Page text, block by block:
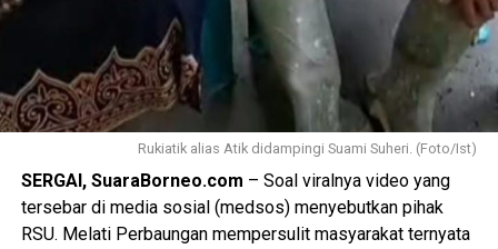
Rukiatik alias Atik didampingi Suami Suheri. (Foto/Ist)
SERGAI, SuaraBorneo.com – Soal viralnya video yang
tersebar di media sosial (medsos) menyebutkan pihak
RSU. Melati Perbaungan mempersulit masyarakat ternyata